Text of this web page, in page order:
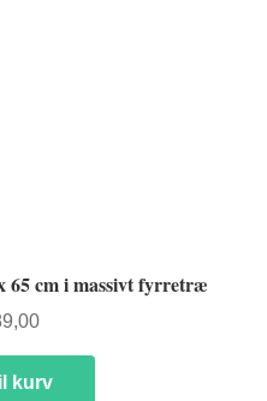
65 cm i massivt fyrretræ
kurv